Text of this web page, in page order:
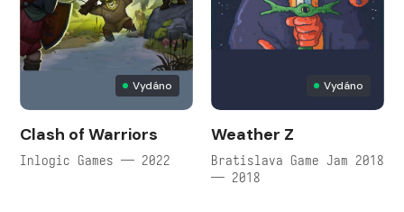
Vydáno
Clash of Warriors
Inlogic Games — 2022
Vydáno
Weather Z
Bratislava Game Jam 2018
— 2018